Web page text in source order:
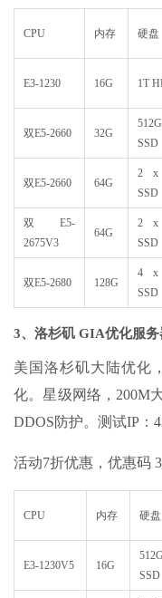
CPU 内存 硬盘
E3-1230 16G 1T
双E5-2660 32G
512G
SSD
双E5-2660 64G
2 x
SSD
双E5-
2675V3
64G
2 x
SSD
双E5-2680 128G
4 x
SSD
3、洛杉矶 GIA优化服务
美国洛杉矶大陆优化
化。星级网络，200M
DDOS防护。测试IP：
活动7折优惠，优惠码
CPU 内存 硬盘
E3-1230V5 16G
512G
SSD